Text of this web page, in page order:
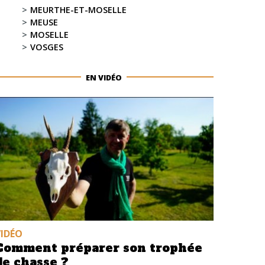
MEURTHE-ET-MOSELLE
MEUSE
MOSELLE
VOSGES
EN VIDÉO
préparer son trophée